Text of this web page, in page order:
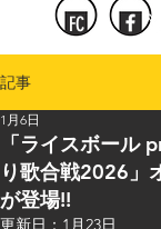
FC
記事
「ライスボール
り歌合戦2026」
が登場!!
1月6日
更新日： 1月23日